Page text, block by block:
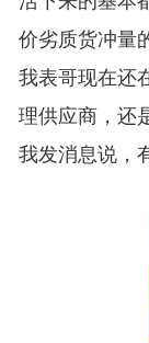
价劣质货冲量
我表哥现在还
理供应商，还
我发消息说，